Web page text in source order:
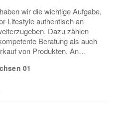
wir die wichtige Aufgabe,
Lifestyle authentisch an
Dazu zählen
Beratung als auch
von Produkten. An
Zudem legen wir
01